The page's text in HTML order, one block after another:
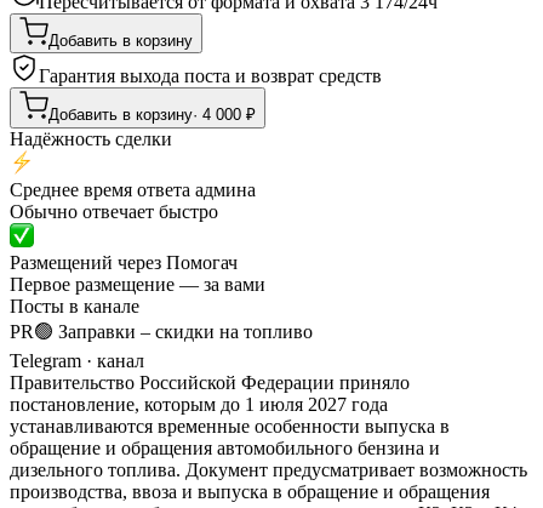
Добавить в корзину
Гарантия выхода поста и возврат средств
Добавить в корзину· 4 000 ₽
Надёжность сделки
Среднее время ответа админа
Обычно отвечает быстро
Размещений через Помогач
Первое размещение — за вами
Посты в канале
PR🟢 Заправки – скидки на топливо
Telegram · канал
Правительство Российской Федерации приняло
постановление, которым до 1 июля 2027 года
устанавливаются временные особенности выпуска в
обращение и обращения автомобильного бензина и
дизельного топлива. Документ предусматривает возможность
производства, ввоза и выпуска в обращение и обращения